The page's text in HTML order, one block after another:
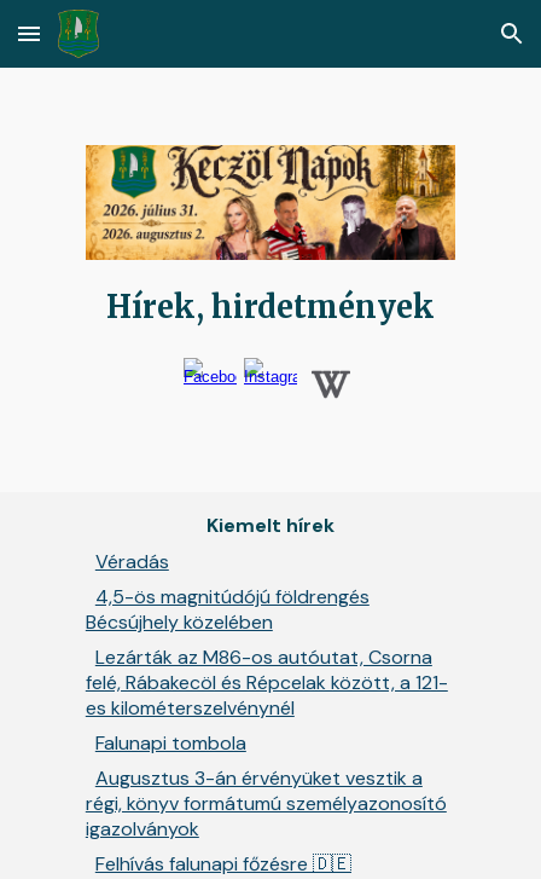
Skip to main content Skip to navigation
Hírek, hirdetmények
Kiemelt hírek
Véradás
4,5-ös magnitúdójú földrengés
Bécsújhely közelében
Lezárták az M86-os autóutat, Csorna
felé, Rábakecöl és Répcelak között, a 121-
es kilométerszelvénynél
Falunapi tombola
Augusztus 3-án érvényüket vesztik a
régi, könyv formátumú személyazonosító
igazolványok
Felhívás falunapi főzésre 🇩🇪